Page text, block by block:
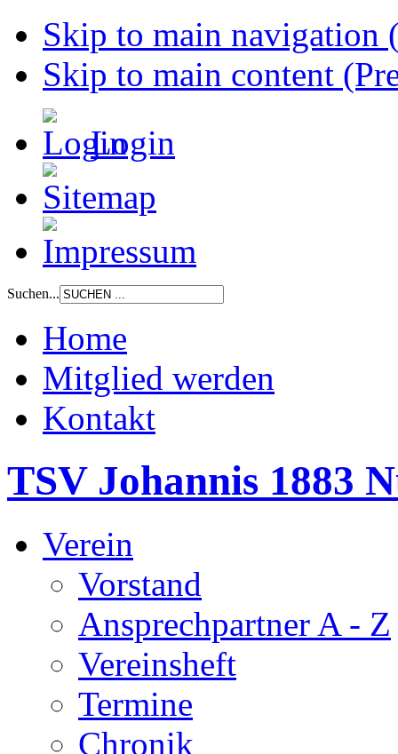
Skip to main navigation
Skip to main content
Login
Suchen...
Home
Mitglied werden
Kontakt
TSV Johannis 1883
Verein
Vorstand
Ansprechpartner A - Z
Vereinsheft
Termine
Chronik